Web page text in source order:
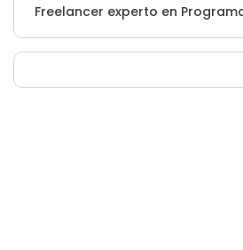
Freelancer experto en